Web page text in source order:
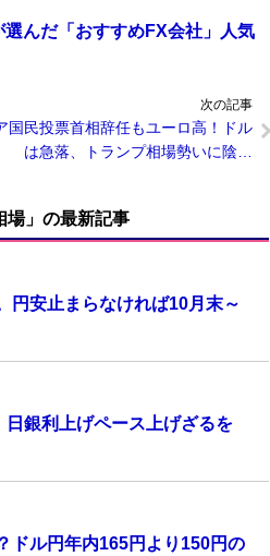
んだ「おすすめFX会社」人気
次の記事
国民投票首相辞任もユーロ高！ドル
は急落、トランプ相場勢いに陰…
場」の最新記事
円安止まらなければ10月末～
銀利上げペース上げざるを
ドル円年内165円より150円の